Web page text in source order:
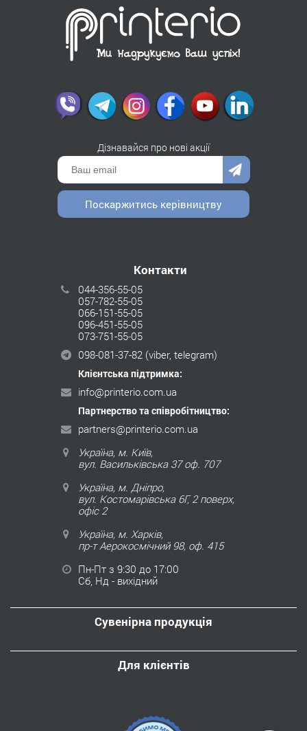
Дізнавайся про нові акції
Поскаржитись керівництву
Контакти
044-356-55-05
057-782-55-05
066-151-55-05
096-451-55-05
073-751-55-05
098-081-37-82 (viber, telegram)
Клієнтська підтримка:
info@printerio.com.ua
Партнерство та співробітництво:
partners@printerio.com.ua
Україна, м. Київ,
вул. Васильківська 37 оф. 707
Україна, м. Дніпро,
вул. Костомарівська 6Г, 2 поверх,
офіс 2
Україна, м. Харків,
пр-т Аерокосмічний 98, оф. 415
Пн-Пт з 9:30 до 17:00
Сб, Нд - вихідний
Сувенірна продукція
Для клієнтів